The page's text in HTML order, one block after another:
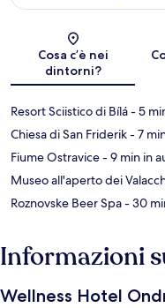
Cosa c’è nei
dintorni?
Resort Sciistico di Bílá- 5
Chiesa di San Friderik- 7
Fiume Ostravice- 9 min in
Museo all'aperto dei
Roznovske Beer Spa- 30
Informazioni
Wellness Hotel